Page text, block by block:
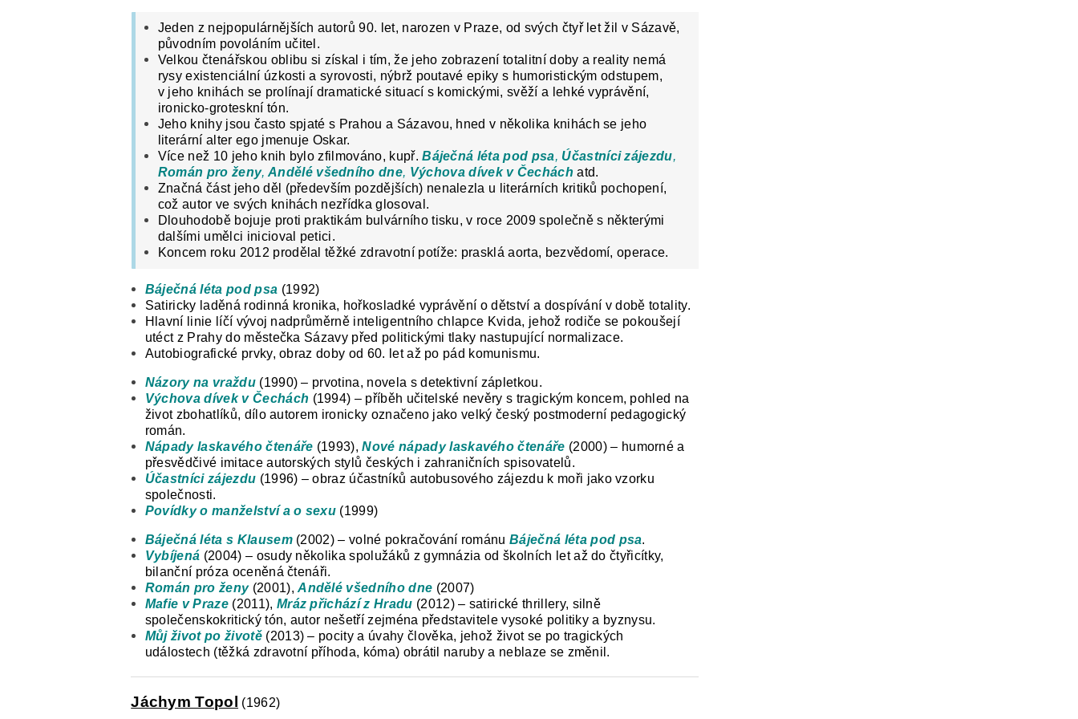
Jeden z nejpopulárnějších autorů 90. let, narozen v Praze, od svých čtyř let žil v Sázavě,
původním povoláním učitel.
Velkou čtenářskou oblibu si získal i tím, že jeho zobrazení totalitní doby a reality nemá
rysy existenciální úzkosti a syrovosti, nýbrž poutavé epiky s humoristickým odstupem,
v jeho knihách se prolínají dramatické situací s komickými, svěží a lehké vyprávění,
ironicko-groteskní tón.
Jeho knihy jsou často spjaté s Prahou a Sázavou, hned v několika knihách se jeho
literární alter ego jmenuje Oskar.
Více než 10 jeho knih bylo zfilmováno, kupř.Báječná léta pod psa, Účastníci zájezdu,
Román pro ženy, Andělé všedního dne, Výchova dívek v Čecháchatd.
Značná část jeho děl (především pozdějších) nenalezla u literárních kritiků pochopení,
což autor ve svých knihách nezřídka glosoval.
Dlouhodobě bojuje proti praktikám bulvárního tisku, v roce 2009 společně s některými
dalšími umělci inicioval petici.
Koncem roku 2012 prodělal těžké zdravotní potíže: prasklá aorta, bezvědomí, operace.
Báječná léta pod psa (1992)
Satiricky laděná rodinná kronika, hořkosladké vyprávění o dětství a dospívání v době totality.
Hlavní linie líčí vývoj nadprůměrně inteligentního chlapce Kvida, jehož rodiče se pokoušejí
utéct z Prahy do městečka Sázavy před politickými tlaky nastupující normalizace.
Autobiografické prvky, obraz doby od 60. let až po pád komunismu.
Názory na vraždu(1990) – prvotina, novela s detektivní zápletkou.
Výchova dívek v Čechách (1994) – příběh učitelské nevěry s tragickým koncem, pohled na
život zbohatlíků, dílo autorem ironicky označeno jako velký český postmoderní pedagogický
román.
Nápady laskavého čtenáře (1993),Nové nápady laskavého čtenáře (2000) – humorné a
přesvědčivé imitace autorských stylů českých i zahraničních spisovatelů.
Účastníci zájezdu (1996) – obraz účastníků autobusového zájezdu k moři jako vzorku
společnosti.
Povídky o manželství a o sexu (1999)
Báječná léta s Klausem(2002) – volné pokračování románuBáječná léta pod psa.
Vybíjená (2004) – osudy několika spolužáků z gymnázia od školních let až do čtyřicítky,
bilanční próza oceněná čtenáři.
Román pro ženy(2001),Andělé všedního dne (2007)
Mafie v Praze(2011), Mráz přichází z Hradu (2012) – satirické thrillery, silně
společenskokritický tón, autor nešetří zejména představitele vysoké politiky a byznysu.
Můj život po životě(2013) – pocity a úvahy člověka, jehož život se po tragických
událostech (těžká zdravotní příhoda, kóma) obrátil naruby a neblaze se změnil.
Jáchym Topol (1962)